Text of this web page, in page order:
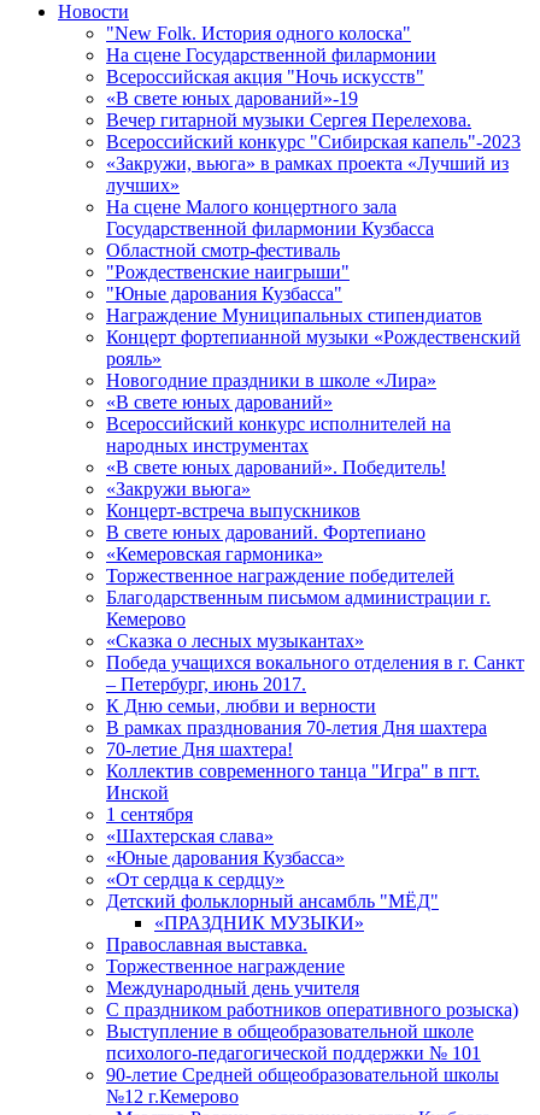
Новости
"New Folk. История одного колоска"
На сцене Государственной филармонии
Всероссийская акция "Ночь искусств"
«В свете юных дарований»-19
Вечер гитарной музыки Сергея Перелехова.
Всероссийский конкурс "Сибирская капель"-2023
«Закружи, вьюга» в рамках проекта «Лучший из
лучших»
На сцене Малого концертного зала
Государственной филармонии Кузбасса
Областной смотр-фестиваль
"Рождественские наигрыши"
"Юные дарования Кузбасса"
Награждение Муниципальных стипендиатов
Концерт фортепианной музыки «Рождественский
рояль»
Новогодние праздники в школе «Лира»
«В свете юных дарований»
Всероссийский конкурс исполнителей на
народных инструментах
«В свете юных дарований». Победитель!
«Закружи вьюга»
Концерт-встреча выпускников
В свете юных дарований. Фортепиано
«Кемеровская гармоника»
Торжественное награждение победителей
Благодарственным письмом администрации г.
Кемерово
«Сказка о лесных музыкантах»
Победа учащихся вокального отделения в г. Санкт
– Петербург, июнь 2017.
К Дню семьи, любви и верности
В рамках празднования 70-летия Дня шахтера
70-летие Дня шахтера!
Коллектив современного танца "Игра" в пгт.
Инской
1 сентября
«Шахтерская слава»
«Юные дарования Кузбасса»
«От сердца к сердцу»
Детский фольклорный ансамбль "МЁД"
«ПРАЗДНИК МУЗЫКИ»
Православная выставка.
Торжественное награждение
Международный день учителя
С праздником работников оперативного розыска)
Выступление в общеобразовательной школе
психолого-педагогической поддержки № 101
90-летие Средней общеобразовательной школы
№12 г.Кемерово